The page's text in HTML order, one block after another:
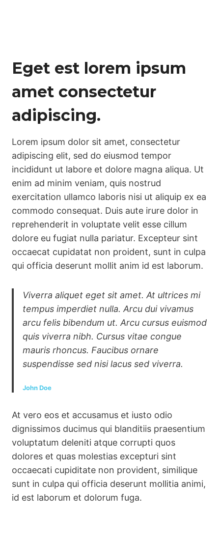
Eget est lorem ipsum
amet consectetur
adipiscing.
Lorem ipsum dolor sit amet, consectetur
adipiscing elit, sed do eiusmod tempor
incididunt ut labore et dolore magna aliqua. Ut
enim ad minim veniam, quis nostrud
exercitation ullamco laboris nisi ut aliquip ex ea
commodo consequat. Duis aute irure dolor in
reprehenderit in voluptate velit esse cillum
dolore eu fugiat nulla pariatur. Excepteur sint
occaecat cupidatat non proident, sunt in culpa
qui officia deserunt mollit anim id est laborum.
Viverra aliquet eget sit amet. At ultrices mi
tempus imperdiet nulla. Arcu dui vivamus
arcu felis bibendum ut. Arcu cursus euismod
quis viverra nibh. Cursus vitae congue
mauris rhoncus. Faucibus ornare
suspendisse sed nisi lacus sed viverra.
John Doe
At vero eos et accusamus et iusto odio
dignissimos ducimus qui blanditiis praesentium
voluptatum deleniti atque corrupti quos
dolores et quas molestias excepturi sint
occaecati cupiditate non provident, similique
sunt in culpa qui officia deserunt mollitia animi,
id est laborum et dolorum fuga.